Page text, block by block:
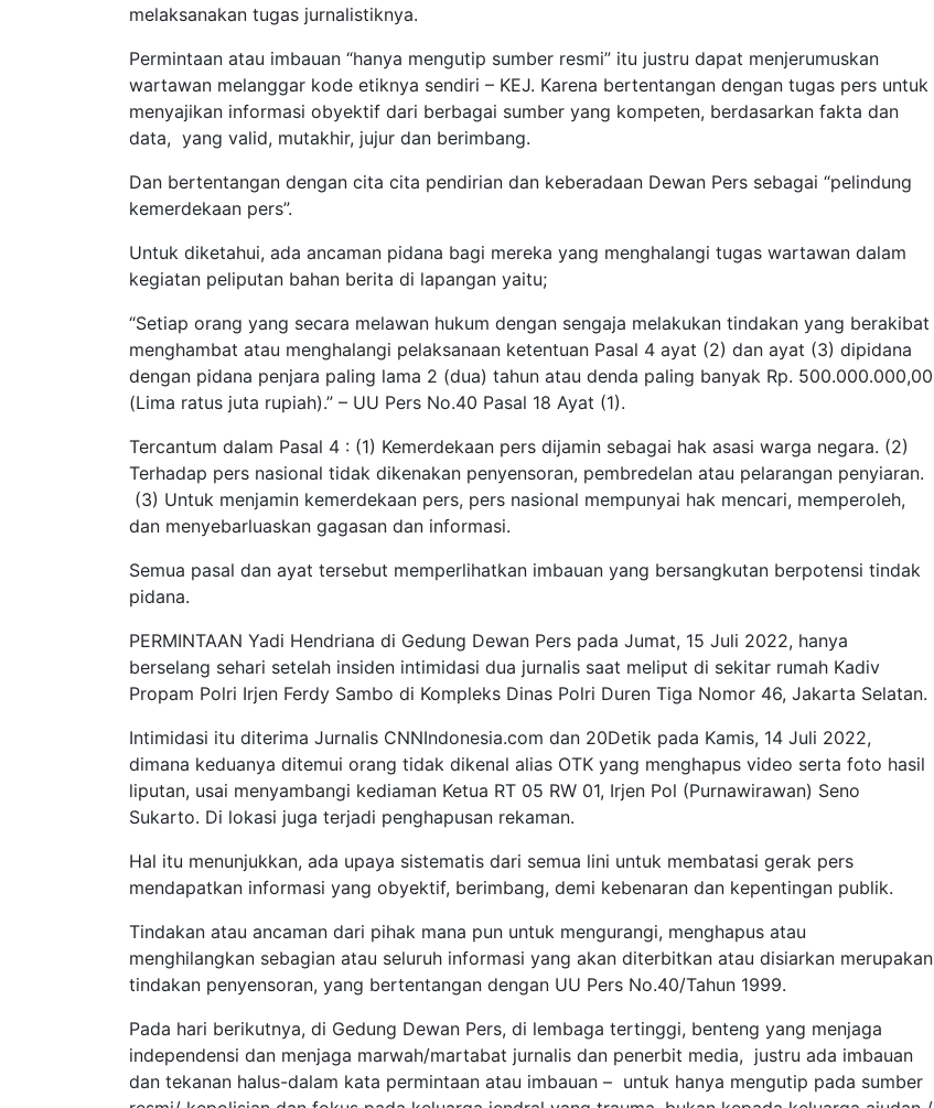
melaksanakan tugas jurnalistiknya.
Permintaan atau imbauan “hanya mengutip sumber resmi” itu justru dapat menjerumuskan
wartawan melanggar kode etiknya sendiri – KEJ. Karena bertentangan dengan tugas pers untuk
menyajikan informasi obyektif dari berbagai sumber yang kompeten, berdasarkan fakta dan
data, yang valid, mutakhir, jujur dan berimbang.
Dan bertentangan dengan cita cita pendirian dan keberadaan Dewan Pers sebagai “pelindung
kemerdekaan pers”.
Untuk diketahui, ada ancaman pidana bagi mereka yang menghalangi tugas wartawan dalam
kegiatan peliputan bahan berita di lapangan yaitu;
“Setiap orang yang secara melawan hukum dengan sengaja melakukan tindakan yang berakibat
menghambat atau menghalangi pelaksanaan ketentuan Pasal 4 ayat (2) dan ayat (3) dipidana
dengan pidana penjara paling lama 2 (dua) tahun atau denda paling banyak Rp. 500.000.000,00
(Lima ratus juta rupiah).” – UU Pers No.40 Pasal 18 Ayat (1).
Tercantum dalam Pasal 4 : (1) Kemerdekaan pers dijamin sebagai hak asasi warga negara. (2)
Terhadap pers nasional tidak dikenakan penyensoran, pembredelan atau pelarangan penyiaran.
(3) Untuk menjamin kemerdekaan pers, pers nasional mempunyai hak mencari, memperoleh,
dan menyebarluaskan gagasan dan informasi.
Semua pasal dan ayat tersebut memperlihatkan imbauan yang bersangkutan berpotensi tindak
pidana.
PERMINTAAN Yadi Hendriana di Gedung Dewan Pers pada Jumat, 15 Juli 2022, hanya
berselang sehari setelah insiden intimidasi dua jurnalis saat meliput di sekitar rumah Kadiv
Propam Polri Irjen Ferdy Sambo di Kompleks Dinas Polri Duren Tiga Nomor 46, Jakarta Selatan.
Intimidasi itu diterima Jurnalis CNNIndonesia.com dan 20Detik pada Kamis, 14 Juli 2022,
dimana keduanya ditemui orang tidak dikenal alias OTK yang menghapus video serta foto hasil
liputan, usai menyambangi kediaman Ketua RT 05 RW 01, Irjen Pol (Purnawirawan) Seno
Sukarto. Di lokasi juga terjadi penghapusan rekaman.
Hal itu menunjukkan, ada upaya sistematis dari semua lini untuk membatasi gerak pers
mendapatkan informasi yang obyektif, berimbang, demi kebenaran dan kepentingan publik.
Tindakan atau ancaman dari pihak mana pun untuk mengurangi, menghapus atau
menghilangkan sebagian atau seluruh informasi yang akan diterbitkan atau disiarkan merupakan
tindakan penyensoran, yang bertentangan dengan UU Pers No.40/Tahun 1999.
Pada hari berikutnya, di Gedung Dewan Pers, di lembaga tertinggi, benteng yang menjaga
independensi dan menjaga marwah/martabat jurnalis dan penerbit media, justru ada imbauan
dan tekanan halus-dalam kata permintaan atau imbauan – untuk hanya mengutip pada sumber